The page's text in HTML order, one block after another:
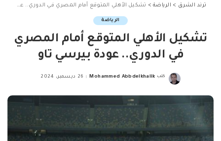
ترند الشرق > الرياضة> تشكيل الأهلي المتوقع أمام المصري في الدوري.. عودة بيرسي تاو
الرياضة
تشكيل الأهلي المتوقع أمام المصري
في الدوري.. عودة بيرسي تاو
Posted
كتب Mohammed Abbdelkhalik 26 ديسمبر، 2024